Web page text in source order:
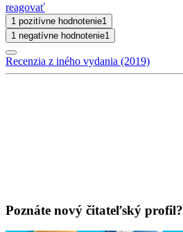
reagovať
1 pozitívne hodnotenie1
1 negatívne hodnotenie1
Recenzia z iného vydania (2019)
Poznáte nový čitateľský profil?